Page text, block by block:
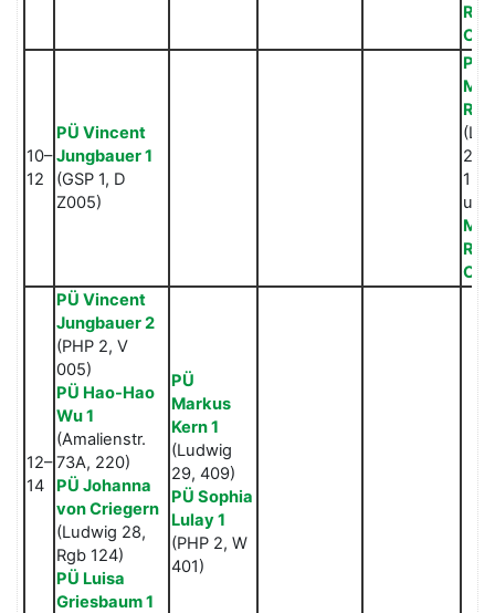
10–
12
PÜ Vincent
Jungbauer 1
(GSP 1, D
Z005)
PÜ
28,
124)
und
12–
14
PÜ Vincent
Jungbauer 2
(PHP 2, V
005)
PÜ Hao-Hao
Wu 1
(Amalienstr.
73A, 220)
PÜ Johanna
von Criegern
(Ludwig 28,
Rgb 124)
PÜ Luisa
Griesbaum 1
PÜ
Markus
Kern 1
(Ludwig
29, 409)
PÜ Sophia
Lulay 1
(PHP 2, W
401)